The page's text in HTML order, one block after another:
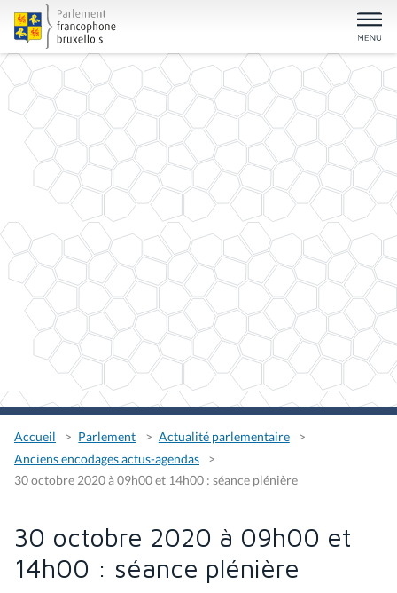
Accueil Parlement
Actualité parlementaire
Anciens encodages actus-agendas
30 octobre 2020 à 09h00 et 14h00 : séance plénière
30 octobre 2020 à 09h00 et
14h00 : séance plénière